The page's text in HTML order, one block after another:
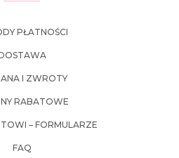
PŁATNOŚCI
I ZWROTY
RABATOWE
– FORMULARZE
FAQ